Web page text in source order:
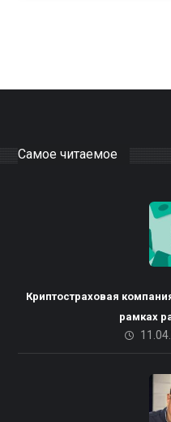
Самое читаемое
Криптостраховая
рамках